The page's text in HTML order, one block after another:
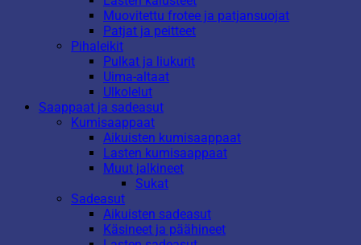
Muovitettu frotee ja patjansuojat
Patjat ja peitteet
Pihaleikit
Pulkat ja liukurit
Uima-altaat
Ulkolelut
Saappaat ja sadeasut
Kumisaappaat
Aikuisten kumisaappaat
Lasten kumisaappaat
Muut jalkineet
Sukat
Sadeasut
Aikuisten sadeasut
Käsineet ja päähineet